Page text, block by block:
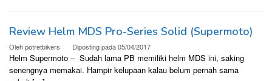
Review Helm MDS Pro-Series Solid (Supermoto)
Olehpotretbikers Diposting pada05/04/2017
Helm Supermoto – Sudah lama PB memiliki helm MDS ini, saking
senengnya memakai. Hampir kelupaan kalau belum pernah sama